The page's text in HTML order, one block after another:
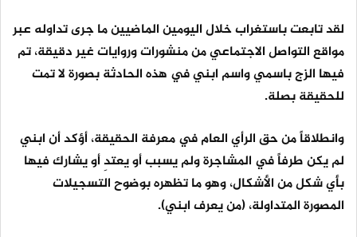
لقد تابعت باستغراب خلال اليومين الماضيين ما جرى تداوله عبر
مواقع التواصل الاجتماعي من منشورات وروايات غير دقيقة، تم
فيها الزج باسمي واسم ابني في هذه الحادثة بصورة لا تمت
للحقيقة بصلة.
وانطلاقاً من حق الرأي العام في معرفة الحقيقة، أؤكد أن ابني
لم يكن طرفاً في المشاجرة ولم يسبب أو يعتدِ أو يشارك فيها
بأي شكل من الأشكال، وهو ما تظهره بوضوح التسجيلات
المصورة المتداولة، (من يعرف ابني).